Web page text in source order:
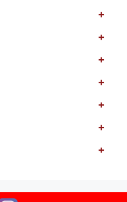
+
+
+
+
+
+
+